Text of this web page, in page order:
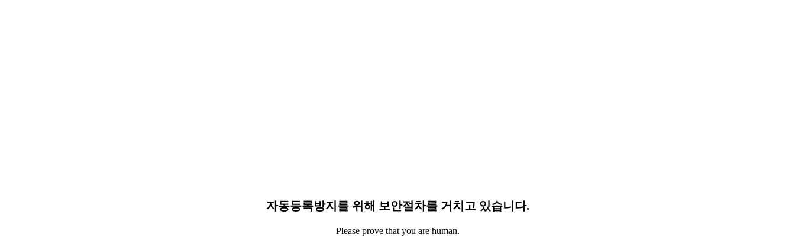
자동등록방지를 위해 보안절차를 거치고 있습니다.
Please prove that you are human.